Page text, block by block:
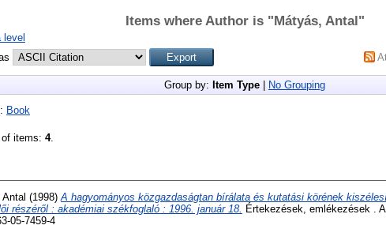
Items where Author is "Mátyás, Antal"
level
Group by: Item Type No Grouping
Book
of items: 4.
(1998) A hagyományos közgazdaságtan bírálata és kutatási körének
részéről : akadémiai székfoglaló : 1996. január 18. Értekezések, emlékezések .
05-7459-4